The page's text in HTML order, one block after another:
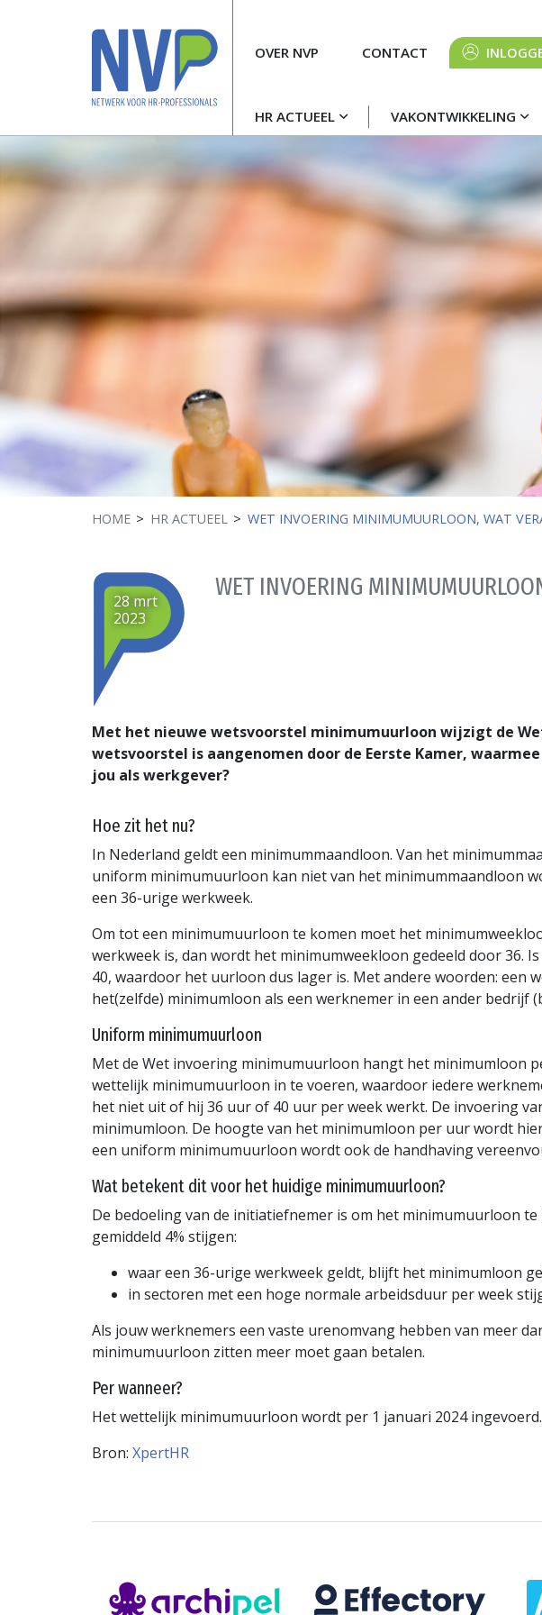
Hoofdnavigatie
HR ACTUEEL VAKONTWIKKELING
MetaOVER NVP CONTACT
HOME HR ACTUEEL WET INVOERING MINIMUMUURLOON, WAT
WET INVOERING
28 mrt
2023
Met het nieuwe wetsvoorstel minimumuurloon wijzigt de
wetsvoorstel is aangenomen door de Eerste Kamer,
jou als werkgever?
Hoe zit het nu?
In Nederland geldt een minimummaandloon. Van het
uniform minimumuurloon kan niet van het minimummaandloon
een 36-urige werkweek.
Om tot een minimumuurloon te komen moet het
werkweek is, dan wordt het minimumweekloon gedeeld door 36.
40, waardoor het uurloon dus lager is. Met andere woorden:
het(zelfde) minimumloon als een werknemer in een ander
Uniform minimumuurloon
Met de Wet invoering minimumuurloon hangt het minimumloon
wettelijk minimumuurloon in te voeren, waardoor iedere
het niet uit of hij 36 uur of 40 uur per week werkt. De invoering
minimumloon. De hoogte van het minimumloon per uur wordt
een uniform minimumuurloon wordt ook de handhaving
Wat betekent dit voor het huidige minimumuurloon?
De bedoeling van de initiatiefnemer is om het minimumuurloon
gemiddeld 4% stijgen:
waar een 36-urige werkweek geldt, blijft het minimumloon
in sectoren met een hoge normale arbeidsduur per week
Als jouw werknemers een vaste urenomvang hebben van meer
minimumuurloon zitten meer moet gaan betalen.
Per wanneer?
Het wettelijk minimumuurloon wordt per 1 januari 2024 ingevoerd.
Bron: XpertHR